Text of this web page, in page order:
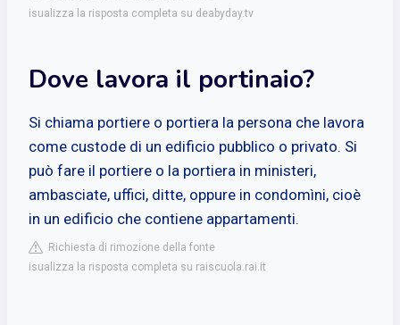
isualizza la risposta completa su deabyday.tv
Dove lavora il portinaio?
Si chiama portiere o portiera la persona che lavora
come custode di un edificio pubblico o privato. Si
può fare il portiere o la portiera in ministeri,
ambasciate, uffici, ditte, oppure in condomìni, cioè
in un edificio che contiene appartamenti.
Richiesta di rimozione della fonte
isualizza la risposta completa su raiscuola.rai.it